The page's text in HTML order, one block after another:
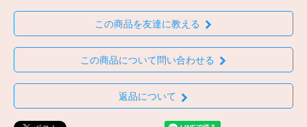
この商品を友達に教える
この商品について問い合わせる
返品について